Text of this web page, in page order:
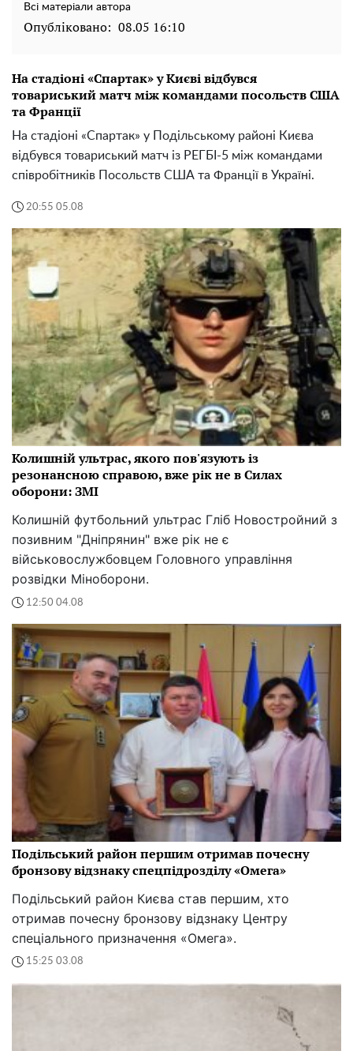
Всі матеріали автора
Опубліковано: 08.05 16:10
На стадіоні «Спартак» у Києві відбувся
товариський матч між командами посольств США
та Франції
На стадіоні «Спартак» у Подільському районі Києва
відбувся товариський матч із РЕГБІ-5 між командами
співробітників Посольств США та Франції в Україні.
20:55 05.08
Колишній ультрас, якого пов'язують із
резонансною справою, вже рік не в Силах
оборони: ЗМІ
Колишній футбольний ультрас Гліб Новостройний з
позивним "Дніпрянин" вже рік не є
військовослужбовцем Головного управління
розвідки Міноборони.
12:50 04.08
Подільський район першим отримав почесну
бронзову відзнаку спецпідрозділу «Омега»
Подільський район Києва став першим, хто
отримав почесну бронзову відзнаку Центру
спеціального призначення «Омега».
15:25 03.08